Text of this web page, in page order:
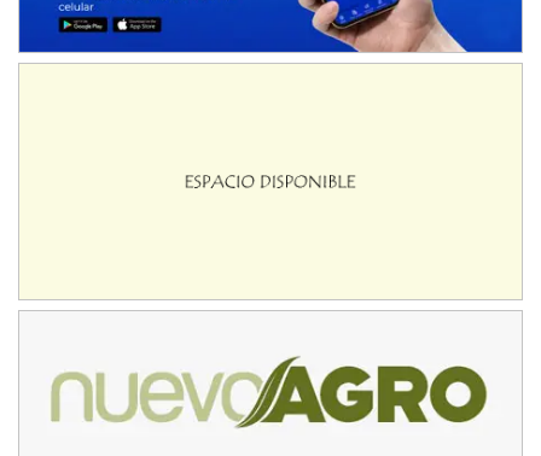
CSK - F7
Juventud Unida (Tierra)
Humboldt (Santa Fe)
SUR SANTAFESINO - F4
Juan Navarro (Asfalto)